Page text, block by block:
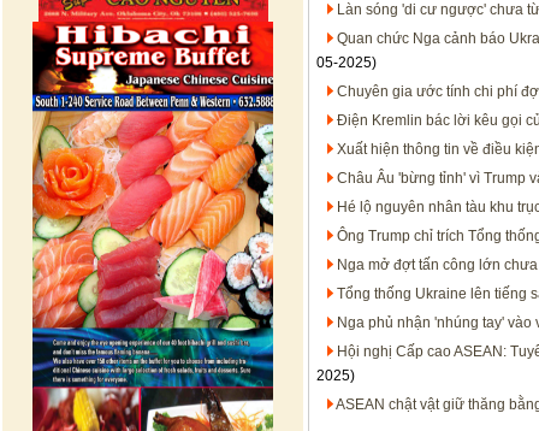
Làn sóng 'di cư ngược' chưa
Quan chức Nga cảnh báo
05-2025)
Chuyên gia ước tính chi phí
Điện Kremlin bác lời kêu gọi
Xuất hiện thông tin về điều
Châu Âu 'bừng tỉnh' vì Trump
Hé lộ nguyên nhân tàu khu
Ông Trump chỉ trích Tổng
Nga mở đợt tấn công lớn
Tổng thống Ukraine lên tiếng
Nga phủ nhận 'nhúng tay'
Hội nghị Cấp cao ASEAN:
2025)
ASEAN chật vật giữ thăng